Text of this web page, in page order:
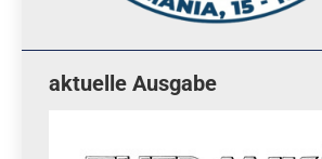
aktuelle Ausgabe